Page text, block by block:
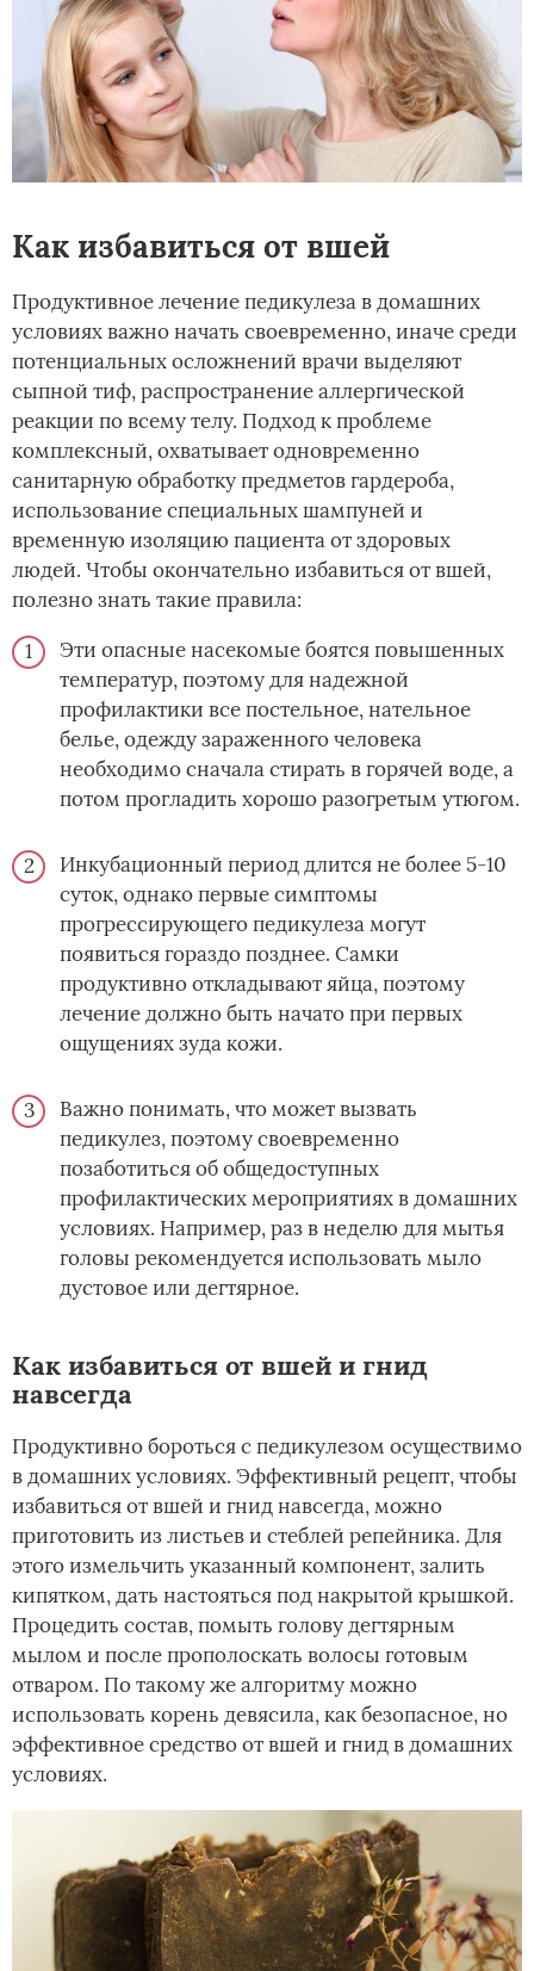
Как избавиться от вшей
Продуктивное лечение педикулеза в домашних
условиях важно начать своевременно, иначе среди
потенциальных осложнений врачи выделяют
сыпной тиф, распространение аллергической
реакции по всему телу. Подход к проблеме
комплексный, охватывает одновременно
санитарную обработку предметов гардероба,
использование специальных шампуней и
временную изоляцию пациента от здоровых
людей. Чтобы окончательно избавиться от вшей,
полезно знать такие правила:
Эти опасные насекомые боятся повышенных
температур, поэтому для надежной
профилактики все постельное, нательное
белье, одежду зараженного человека
необходимо сначала стирать в горячей воде, а
потом прогладить хорошо разогретым утюгом.
Инкубационный период длится не более 5-10
суток, однако первые симптомы
прогрессирующего педикулеза могут
появиться гораздо позднее. Самки
продуктивно откладывают яйца, поэтому
лечение должно быть начато при первых
ощущениях зуда кожи.
Важно понимать, что может вызвать
педикулез, поэтому своевременно
позаботиться об общедоступных
профилактических мероприятиях в домашних
условиях. Например, раз в неделю для мытья
головы рекомендуется использовать мыло
дустовое или дегтярное.
Как избавиться от вшей и гнид
навсегда
Продуктивно бороться с педикулезом осуществимо
в домашних условиях. Эффективный рецепт, чтобы
избавиться от вшей и гнид навсегда, можно
приготовить из листьев и стеблей репейника. Для
этого измельчить указанный компонент, залить
кипятком, дать настояться под накрытой крышкой.
Процедить состав, помыть голову дегтярным
мылом и после прополоскать волосы готовым
отваром. По такому же алгоритму можно
использовать корень девясила, как безопасное, но
эффективное средство от вшей и гнид в домашних
условиях.